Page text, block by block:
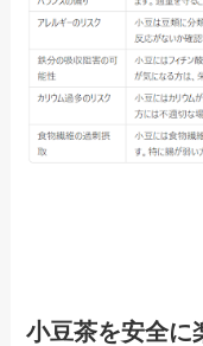
小豆茶を安全に